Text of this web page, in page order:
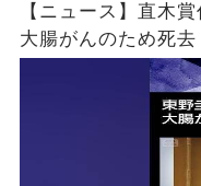
【ニュース】直木
大腸がんのため死